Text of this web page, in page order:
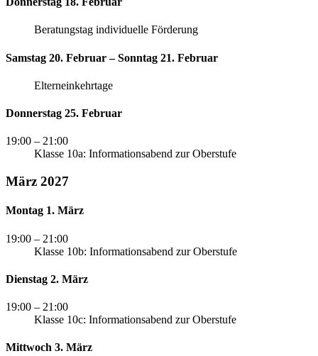
Beratungstag individuelle Förderung
Samstag 20. Februar – Sonntag 21. Februar
Elterneinkehrtage
Donnerstag 25. Februar
19:00 – 21:00
Klasse 10a: Informationsabend zur Oberstufe
März 2027
Montag 1. März
19:00 – 21:00
Klasse 10b: Informationsabend zur Oberstufe
Dienstag 2. März
19:00 – 21:00
Klasse 10c: Informationsabend zur Oberstufe
Mittwoch 3. März